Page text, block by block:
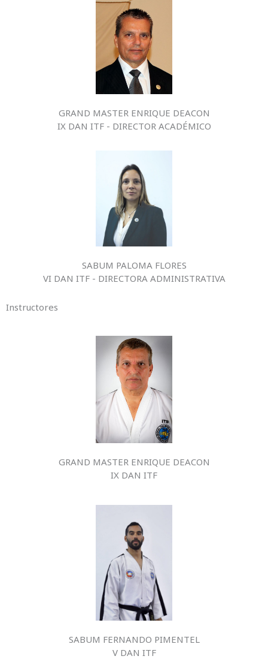
GRAND MASTER ENRIQUE DEACON
IX DAN ITF - DIRECTOR ACADÉMICO
SABUM PALOMA FLORES
VI DAN ITF - DIRECTORA ADMINISTRATIVA
Instructores
GRAND MASTER ENRIQUE DEACON
IX DAN ITF
SABUM FERNANDO PIMENTEL
V DAN ITF